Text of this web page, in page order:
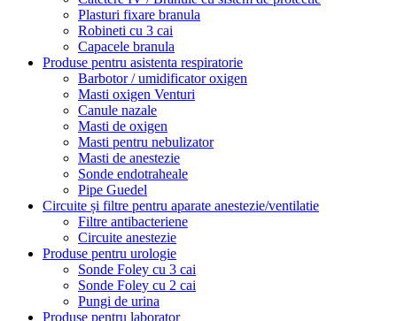
Plasturi fixare branula
Robineti cu 3 cai
Capacele branula
Produse pentru asistenta respiratorie
Barbotor / umidificator oxigen
Masti oxigen Venturi
Canule nazale
Masti de oxigen
Masti pentru nebulizator
Masti de anestezie
Sonde endotraheale
Pipe Guedel
Circuite și filtre pentru aparate anestezie/ventilatie
Filtre antibacteriene
Circuite anestezie
Produse pentru urologie
Sonde Foley cu 3 cai
Sonde Foley cu 2 cai
Pungi de urina
Produse pentru laborator